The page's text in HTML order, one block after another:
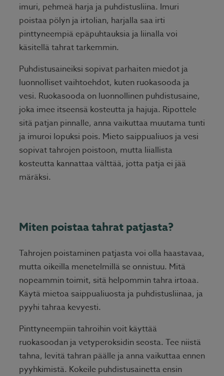
imuri, pehmeä harja ja puhdistusliina. Imuri
poistaa pölyn ja irtolian, harjalla saa irti
pinttyneempiä epäpuhtauksia ja liinalla voi
käsitellä tahrat tarkemmin.
Puhdistusaineiksi sopivat parhaiten miedot ja
luonnolliset vaihtoehdot, kuten ruokasooda ja
vesi. Ruokasooda on luonnollinen puhdistusaine,
joka imee itseensä kosteutta ja hajuja. Ripottele
sitä patjan pinnalle, anna vaikuttaa muutama tunti
ja imuroi lopuksi pois. Mieto saippualiuos ja vesi
sopivat tahrojen poistoon, mutta liiallista
kosteutta kannattaa välttää, jotta patja ei jää
märäksi.
Miten poistaa tahrat patjasta?
Tahrojen poistaminen patjasta voi olla haastavaa,
mutta oikeilla menetelmillä se onnistuu. Mitä
nopeammin toimit, sitä helpommin tahra irtoaa.
Käytä mietoa saippualiuosta ja puhdistusliinaa, ja
pyyhi tahraa kevyesti.
Pinttyneempiin tahroihin voit käyttää
ruokasoodan ja vetyperoksidin seosta. Tee niistä
tahna, levitä tahran päälle ja anna vaikuttaa ennen
pyyhkimistä. Kokeile puhdistusainetta ensin